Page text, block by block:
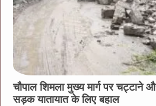
चौपाल शिमला मुख्य मार्ग पर चट्टाने
सड़क यातायात के लिए बहाल